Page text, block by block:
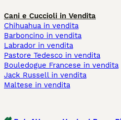
Cani e Cuccioli in Vendita
Chihuahua in vendita
Barboncino in vendita
Labrador in vendita
Pastore Tedesco in vendita
Bouledogue Francese in vendita
Jack Russell in vendita
Maltese in vendita